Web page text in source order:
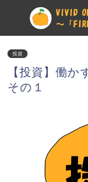
投資
【投資】働か
その１